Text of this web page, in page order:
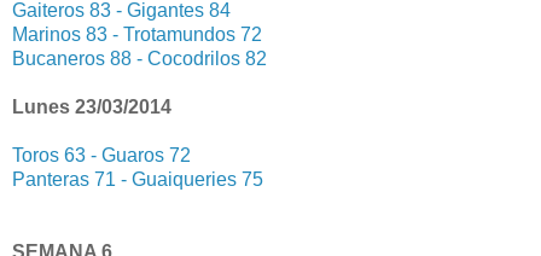
Gaiteros 83 - Gigantes 84
Marinos 83 - Trotamundos 72
Bucaneros 88 - Cocodrilos 82
Lunes 23/03/2014
Toros 63 - Guaros 72
Panteras 71 - Guaiqueries 75
SEMANA 6